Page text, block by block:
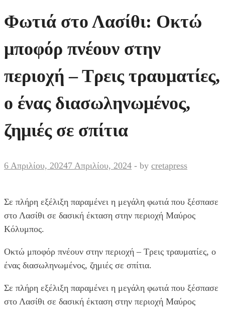
Φωτιά στο Λασίθι: Οκτώ
μποφόρ πνέουν στην
περιοχή – Τρεις τραυματίες,
ο ένας διασωληνωμένος,
ζημιές σε σπίτια
6 Απριλίου, 20247 Απριλίου, 2024 - by cretapress
Σε πλήρη εξέλιξη παραμένει η μεγάλη φωτιά που ξέσπασε
στο Λασίθι σε δασική έκταση στην περιοχή Μαύρος
Κόλυμπος.
Οκτώ μποφόρ πνέουν στην περιοχή – Τρεις τραυματίες, ο
ένας διασωληνωμένος, ζημιές σε σπίτια.
Σε πλήρη εξέλιξη παραμένει η μεγάλη φωτιά που ξέσπασε
στο Λασίθι σε δασική έκταση στην περιοχή Μαύρος